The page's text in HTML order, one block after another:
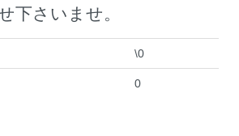
下さいませ。
\0
0